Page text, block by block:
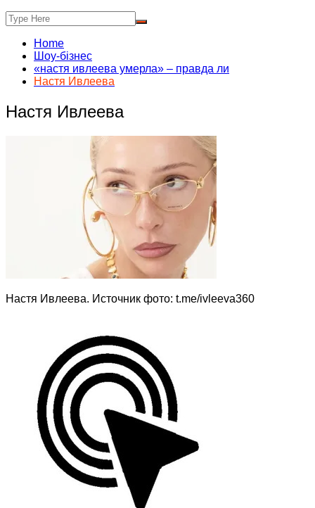
Home
Шоу-бізнес
«настя ивлеева умерла» – правда ли
Настя Ивлеева
Настя Ивлеева
Настя Ивлеева. Источник фото: t.me/ivleeva360